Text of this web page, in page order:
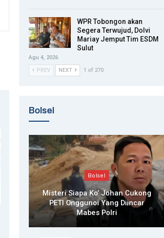
WPR Tobongon akan
Segera Terwujud, Dolvi
Mariay Jemput Tim ESDM
Sulut
Agu 4, 2026
PREV
NEXT 1 of 270
Bolsel
Bolsel
Misteri Siapa Ko’ Johan Cukong
PETI Onggunoi Yang Diincar
Mabes Polri